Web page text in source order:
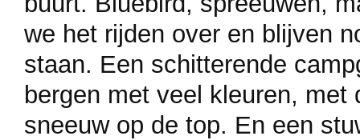
we het rijden over en blijven
staan. Een schitterende
bergen met veel kleuren,
sneeuw op de top. En een